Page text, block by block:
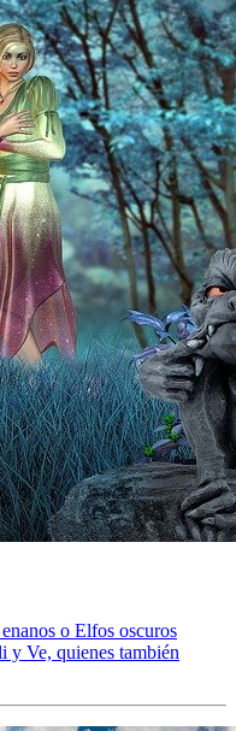
o Elfos oscuros
y Ve, quienes también